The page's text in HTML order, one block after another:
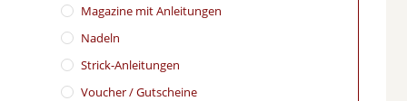
Magazine mit Anleitungen
Nadeln
Strick-Anleitungen
Voucher / Gutscheine